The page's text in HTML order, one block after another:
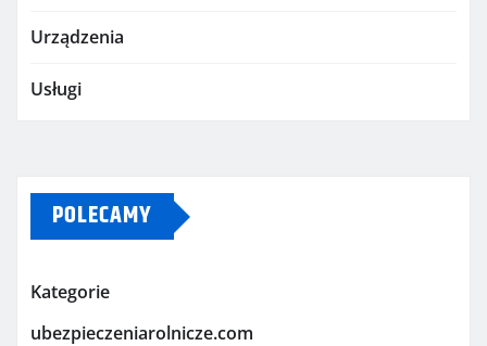
Urządzenia
Usługi
POLECAMY
Kategorie
ubezpieczeniarolnicze.com